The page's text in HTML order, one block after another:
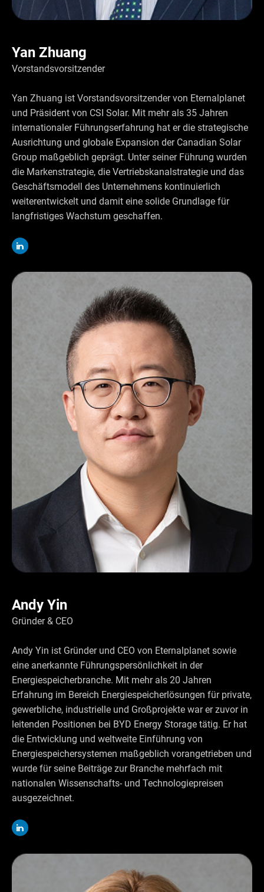
Yan Zhuang
Vorstandsvorsitzender
Yan Zhuang ist Vorstandsvorsitzender von Eternalplanet
und Präsident von CSI Solar. Mit mehr als 35 Jahren
internationaler Führungserfahrung hat er die strategische
Ausrichtung und globale Expansion der Canadian Solar
Group maßgeblich geprägt. Unter seiner Führung wurden
die Markenstrategie, die Vertriebskanalstrategie und das
Geschäftsmodell des Unternehmens kontinuierlich
weiterentwickelt und damit eine solide Grundlage für
langfristiges Wachstum geschaffen.
Andy Yin
Gründer & CEO
Andy Yin ist Gründer und CEO von Eternalplanet sowie
eine anerkannte Führungspersönlichkeit in der
Energiespeicherbranche. Mit mehr als 20 Jahren
Erfahrung im Bereich Energiespeicherlösungen für private,
gewerbliche, industrielle und Großprojekte war er zuvor in
leitenden Positionen bei BYD Energy Storage tätig. Er hat
die Entwicklung und weltweite Einführung von
Energiespeichersystemen maßgeblich vorangetrieben und
wurde für seine Beiträge zur Branche mehrfach mit
nationalen Wissenschafts- und Technologiepreisen
ausgezeichnet.